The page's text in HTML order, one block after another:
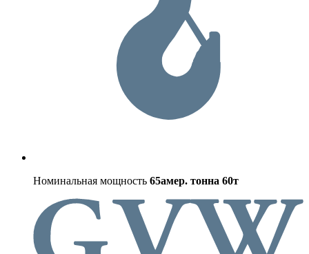
Номинальная мощность 65амер. тонна 60т